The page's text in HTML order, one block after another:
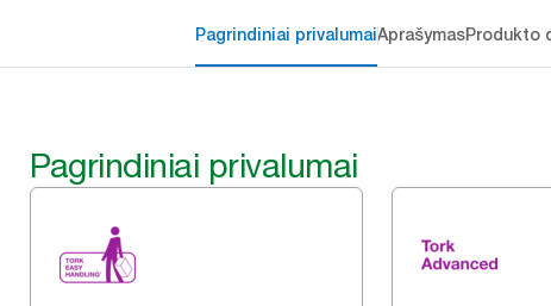
Pagrindiniai privalumaiAprašymasProdukto
Pagrindiniai privalumai